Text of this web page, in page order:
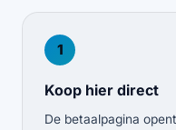
1
Koop hier direct
De betaalpagina